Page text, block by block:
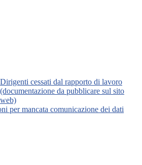
Dirigenti cessati dal rapporto di lavoro
(documentazione da pubblicare sul sito
web)
per mancata comunicazione dei dati